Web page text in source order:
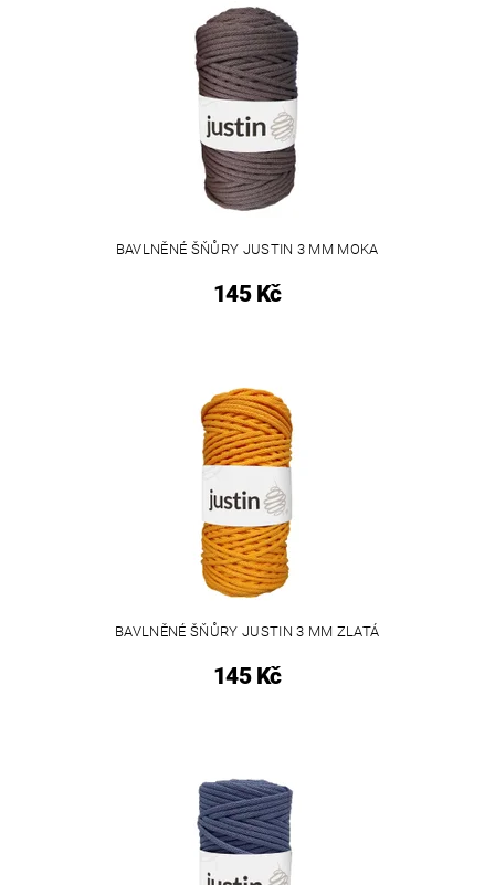
BAVLNĚNÉ ŠŇŮRY JUSTIN 3 MM MOKA
145 Kč
BAVLNĚNÉ ŠŇŮRY JUSTIN 3 MM ZLATÁ
145 Kč